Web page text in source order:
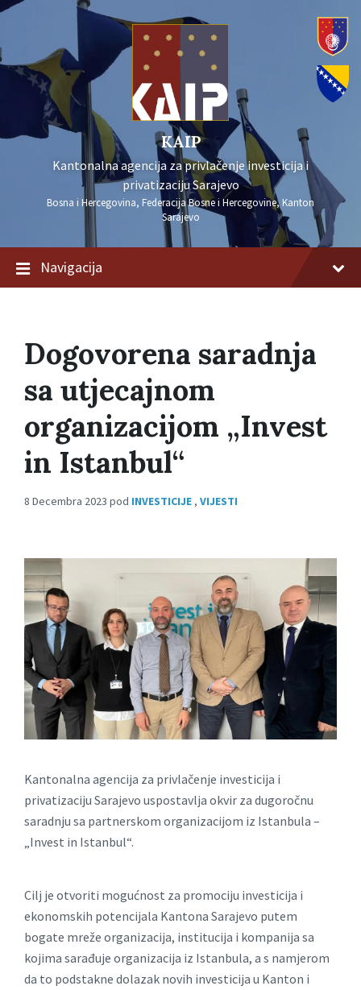
KAIP
Kantonalna agencija za privlačenje investicija i
privatizaciju Sarajevo
Bosna i Hercegovina, Federacija Bosne i Hercegovine, Kanton
Sarajevo
Navigacija
Dogovorena saradnja
sa utjecajnom
organizacijom „Invest
in Istanbul“
8 Decembra 2023 pod INVESTICIJE , VIJESTI
Kantonalna agencija za privlačenje investicija i
privatizaciju Sarajevo uspostavlja okvir za dugoročnu
saradnju sa partnerskom organizacijom iz Istanbula –
„Invest in Istanbul“.
Cilj je otvoriti mogućnost za promociju investicija i
ekonomskih potencijala Kantona Sarajevo putem
bogate mreže organizacija, institucija i kompanija sa
kojima sarađuje organizacija iz Istanbula, a s namjerom
da to podstakne dolazak novih investicija u Kanton i